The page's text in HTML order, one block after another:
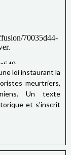
loi instaurant la
meurtriers,
Un texte
et s'inscrit